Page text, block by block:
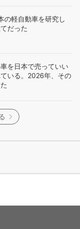
の軽自動車を研究し
だった
を日本で売っていい
いる。2026年、その